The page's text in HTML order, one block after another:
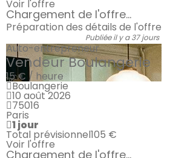
Voir l'offre
Chargement de l'offre...
Préparation des détails de l'offre
Publiée il y a 37 jours
Auto-entrepreneur
Vendeur Boulangerie
15 € / heure
Boulangerie
10 août 2026
75016
Paris
1 jour
Total prévisionnel105 €
Voir l'offre
Chargement de l'offre...